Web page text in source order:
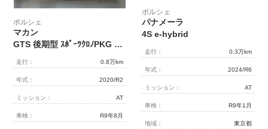
ポルシェ
マカン
GTS 後期型 ｽﾎﾟｰﾂｸﾛﾉPKG LEDﾍｯﾄﾞﾗｲﾄ(PDLS) 黒革 ｼｰﾄﾋｰﾀｰ 3ｿﾞｰﾝAC LKA&LCA PCMﾅﾋﾞ社外地ﾃﾞｼﾞ ｻﾗｳﾝﾄﾞｶﾒﾗ&PAS ACC ｺﾝﾌｫｰﾄA PASM ｽﾎﾟｴｸﾞ 純正20AW 禁煙 ﾜﾝｵｰﾅｰ 正規D車
走行： 0.8万km
年式： 2020/R2
ミッション： AT
車検： R9年8月
ポルシェ
パナメーラ
4S e-hybrid
走行： 0.3万km
年式： 2024/R6
ミッション： AT
車検： R9年1月
地域： 東京都